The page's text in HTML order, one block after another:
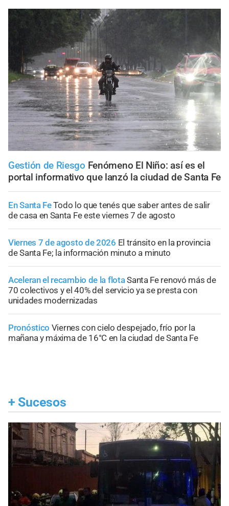
Gestión de Riesgo Fenómeno El Niño: así es el
portal informativo que lanzó la ciudad de Santa Fe
En Santa FeTodo lo que tenés que saber antes de salir
de casa en Santa Fe este viernes 7 de agosto
Viernes 7 de agosto de 2026 El tránsito en la provincia
de Santa Fe; la información minuto a minuto
Aceleran el recambio de la flotaSanta Fe renovó más de
70 colectivos y el 40% del servicio ya se presta con
unidades modernizadas
Pronóstico Viernes con cielo despejado, frío por la
mañana y máxima de 16°C en la ciudad de Santa Fe
+ Sucesos